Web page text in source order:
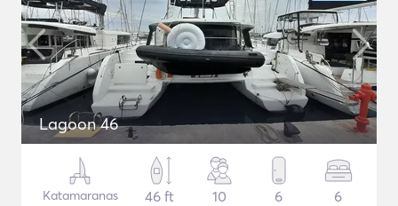
Lagoon 46
Katamaranas
46 ft
10 6 6